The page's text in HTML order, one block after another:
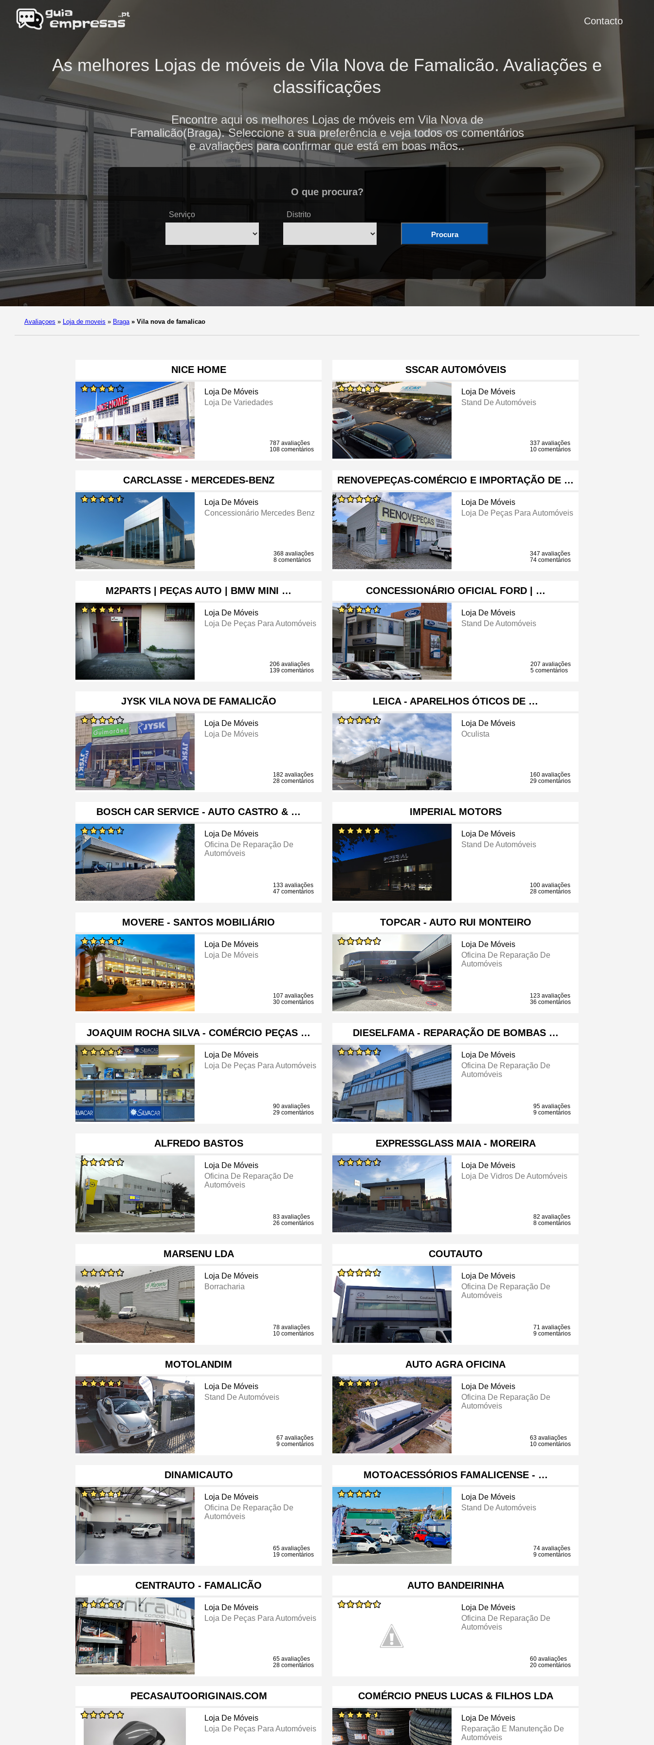
Contacto
As melhores Lojas de móveis de Vila Nova de Famalicão. Avaliações e
classificações
Encontre aqui os melhores Lojas de móveis em Vila Nova de
Famalicão(Braga). Seleccione a sua preferência e veja todos os comentários
e avaliações para confirmar que está em boas mãos..
O que procura?
Serviço Distrito
Procura
Avaliaçoes » Loja de moveis » Braga » Vila nova de famalicao
NICE HOME
Loja De Móveis
Loja De Variedades
787 avaliações
108 comentários
SSCAR AUTOMÓVEIS
Loja De Móveis
Stand De Automóveis
337 avaliações
10 comentários
CARCLASSE - MERCEDES-BENZ
Loja De Móveis
Concessionário Mercedes Benz
368 avaliações
8 comentários
RENOVEPEÇAS-COMÉRCIO E IMPORTAÇÃO DE …
Loja De Móveis
Loja De Peças Para Automóveis
347 avaliações
74 comentários
M2PARTS | PEÇAS AUTO | BMW MINI …
Loja De Móveis
Loja De Peças Para Automóveis
206 avaliações
139 comentários
CONCESSIONÁRIO OFICIAL FORD | …
Loja De Móveis
Stand De Automóveis
207 avaliações
5 comentários
JYSK VILA NOVA DE FAMALICÃO
Loja De Móveis
Loja De Móveis
182 avaliações
28 comentários
LEICA - APARELHOS ÓTICOS DE …
Loja De Móveis
Oculista
160 avaliações
29 comentários
BOSCH CAR SERVICE - AUTO CASTRO & …
Loja De Móveis
Oficina De Reparação De
Automóveis
133 avaliações
47 comentários
IMPERIAL MOTORS
Loja De Móveis
Stand De Automóveis
100 avaliações
28 comentários
MOVERE - SANTOS MOBILIÁRIO
Loja De Móveis
Loja De Móveis
107 avaliações
30 comentários
TOPCAR - AUTO RUI MONTEIRO
Loja De Móveis
Oficina De Reparação De
Automóveis
123 avaliações
36 comentários
JOAQUIM ROCHA SILVA - COMÉRCIO PEÇAS …
Loja De Móveis
Loja De Peças Para Automóveis
90 avaliações
29 comentários
DIESELFAMA - REPARAÇÃO DE BOMBAS …
Loja De Móveis
Oficina De Reparação De
Automóveis
95 avaliações
9 comentários
ALFREDO BASTOS
Loja De Móveis
Oficina De Reparação De
Automóveis
83 avaliações
26 comentários
EXPRESSGLASS MAIA - MOREIRA
Loja De Móveis
Loja De Vidros De Automóveis
82 avaliações
8 comentários
MARSENU LDA
Loja De Móveis
Borracharia
78 avaliações
10 comentários
COUTAUTO
Loja De Móveis
Oficina De Reparação De
Automóveis
71 avaliações
9 comentários
MOTOLANDIM
Loja De Móveis
Stand De Automóveis
67 avaliações
9 comentários
AUTO AGRA OFICINA
Loja De Móveis
Oficina De Reparação De
Automóveis
63 avaliações
10 comentários
DINAMICAUTO
Loja De Móveis
Oficina De Reparação De
Automóveis
65 avaliações
19 comentários
MOTOACESSÓRIOS FAMALICENSE - …
Loja De Móveis
Stand De Automóveis
74 avaliações
9 comentários
CENTRAUTO - FAMALICÃO
Loja De Móveis
Loja De Peças Para Automóveis
65 avaliações
28 comentários
AUTO BANDEIRINHA
Loja De Móveis
Oficina De Reparação De
Automóveis
60 avaliações
20 comentários
PECASAUTOORIGINAIS.COM
Loja De Móveis
Loja De Peças Para Automóveis
COMÉRCIO PNEUS LUCAS & FILHOS LDA
Loja De Móveis
Reparação E Manutenção De
Automóveis